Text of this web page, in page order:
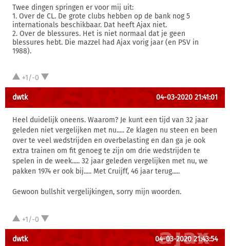
Twee dingen springen er voor mij uit:
1. Over de CL. De grote clubs hebben op de bank nog 5
internationals beschikbaar. Dat heeft Ajax niet.
2. Over de blessures. Het is niet normaal dat je geen
blessures hebt. Die mazzel had Ajax vorig jaar (en PSV in
1988).
+1/-0
dwtk 04-03-2020 21:41:01
Heel duidelijk oneens. Waarom? Je kunt een tijd van 32 jaar
geleden niet vergelijken met nu..... Ze klagen nu steen en been
over te veel wedstrijden en overbelasting en dan ga je ook
extra trainen om fit genoeg te zijn om drie wedstrijden te
spelen in de week..... 32 jaar geleden vergelijken met nu, we
pakken 1974 er ook bij..... Met Cruijff, 46 jaar terug.....
Gewoon bullshit vergelijkingen, sorry mijn woorden.
+1/-0
dwtk 04-03-2020 21:43:54